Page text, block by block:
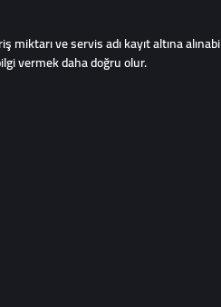
ve servis adı kayıt altına
vermek daha doğru olur.